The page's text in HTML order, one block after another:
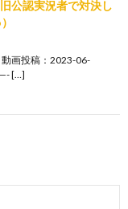
公認実況者で対決し
画投稿：2023-06-
[…]